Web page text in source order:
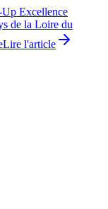
Up Excellence
de la Loire du
Lire l'article